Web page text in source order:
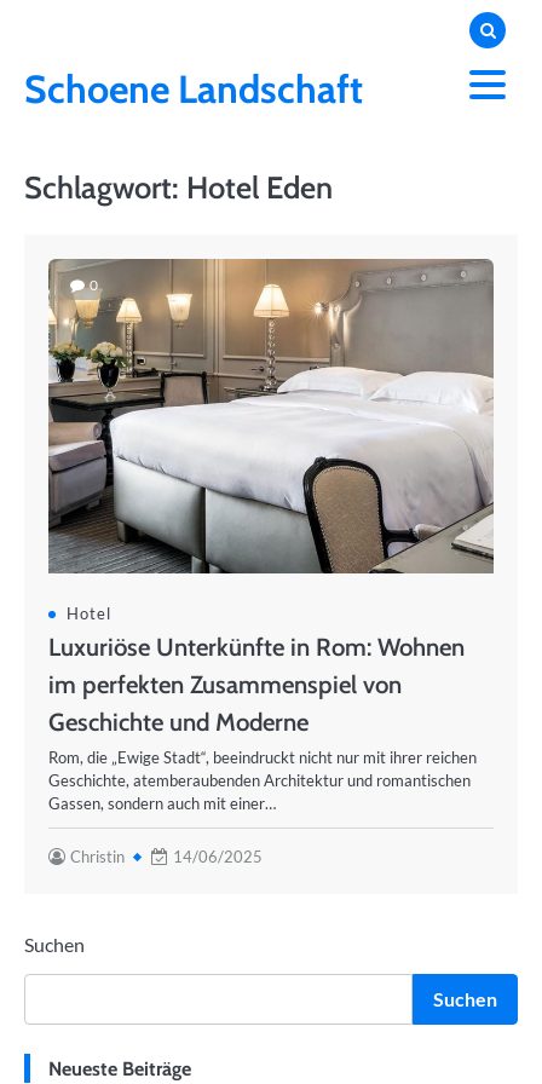
contentSchoene Landschaft
Schlagwort: Hotel Eden
0
Hotel
Luxuriöse Unterkünfte in Rom: Wohnen
im perfekten Zusammenspiel von
Geschichte und Moderne
Rom, die „Ewige Stadt“, beeindruckt nicht nur mit ihrer reichen
Geschichte, atemberaubenden Architektur und romantischen
Gassen, sondern auch mit einer…
Christin 14/06/2025
Suchen
Suchen
Neueste Beiträge